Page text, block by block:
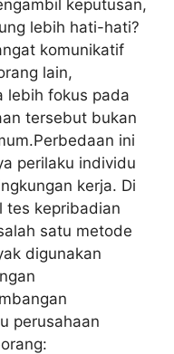
keputusan,
lebih hati-hati?
komunikatif
lain,
lebih fokus pada
tersebut bukan
ini
perilaku individu
kerja. Di
tes kepribadian
satu metode
digunakan
perusahaan